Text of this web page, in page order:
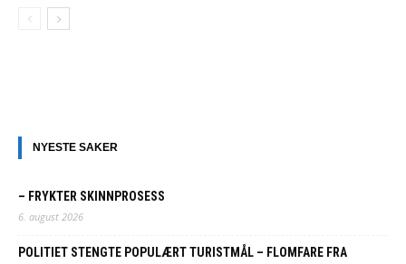
NYESTE SAKER
– FRYKTER SKINNPROSESS
6. august 2026
POLITIET STENGTE POPULÆRT TURISTMÅL – FLOMFARE FRA